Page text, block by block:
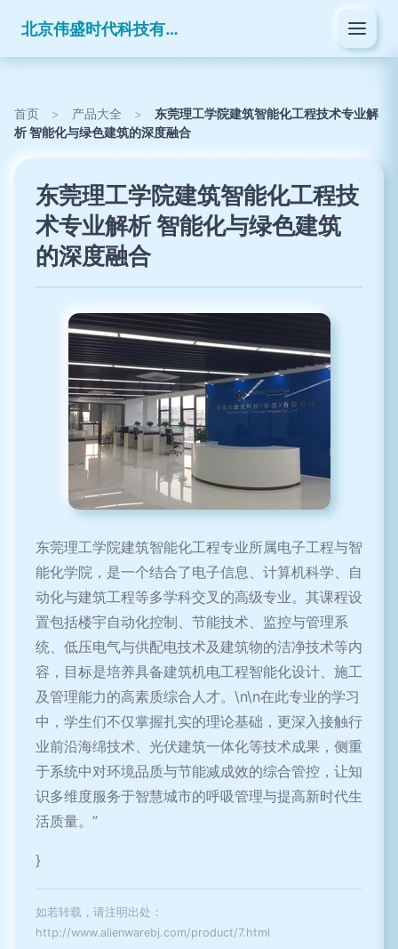
北京伟盛时代科技有限公司
首页 > 产品大全 >
东莞理工学院建筑智能化工程技术专业解
析 智能化与绿色建筑的深度融合
东莞理工学院建筑智能化工程技
术专业解析 智能化与绿色建筑
的深度融合
东莞理工学院建筑智能化工程专业所属电子工程与智
能化学院，是一个结合了电子信息、计算机科学、自
动化与建筑工程等多学科交叉的高级专业。其课程设
置包括楼宇自动化控制、节能技术、监控与管理系
统、低压电气与供配电技术及建筑物的洁净技术等内
容，目标是培养具备建筑机电工程智能化设计、施工
及管理能力的高素质综合人才。\n\n在此专业的学习
中，学生们不仅掌握扎实的理论基础，更深入接触行
业前沿海绵技术、光伏建筑一体化等技术成果，侧重
于系统中对环境品质与节能减成效的综合管控，让知
识多维度服务于智慧城市的呼吸管理与提高新时代生
活质量。”
}
如若转载，请注明出处：
http://www.alienwarebj.com/product/7.html